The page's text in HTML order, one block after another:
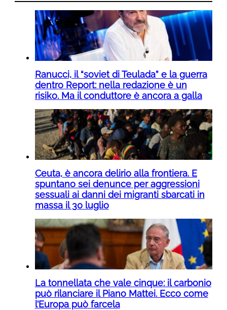
Ranucci, il “soviet di Teulada” e la guerra
dentro Report: nella redazione è un
risiko. Ma il conduttore è ancora a galla
Ceuta, è ancora delirio alla frontiera. E
spuntano sei denunce per aggressioni
sessuali ai danni dei migranti sbarcati in
massa il 30 luglio
La tonnellata che vale cinque: il carbonio
può rilanciare il Piano Mattei. Ecco come
l’Europa può farcela